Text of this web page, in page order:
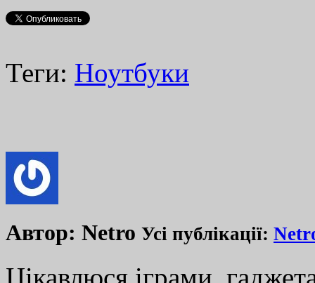
Теги: Ноутбуки
Автор: Netro Усі публікації:
Цікавлюся іграми,